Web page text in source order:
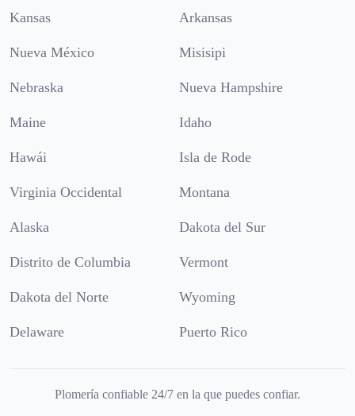
Kansas Arkansas
Nueva México Misisipi
Nebraska Nueva Hampshire
Maine Idaho
Hawái Isla de Rode
Virginia Occidental Montana
Alaska Dakota del Sur
Distrito de Columbia Vermont
Dakota del Norte Wyoming
Delaware Puerto Rico
Plomería confiable 24/7 en la que puedes confiar.